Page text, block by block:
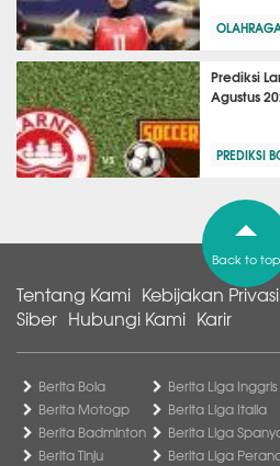
Prediksi
Agustus
PREDIKSI
Back to top
Tentang Kami Kebijakan Privasi
Siber Hubungi Kami Karir
Berita Bola
Berita Motogp
Berita Badminton
Berita Tinju
Berita Liga Inggris
Berita Liga Italia
Berita Liga
Berita Liga